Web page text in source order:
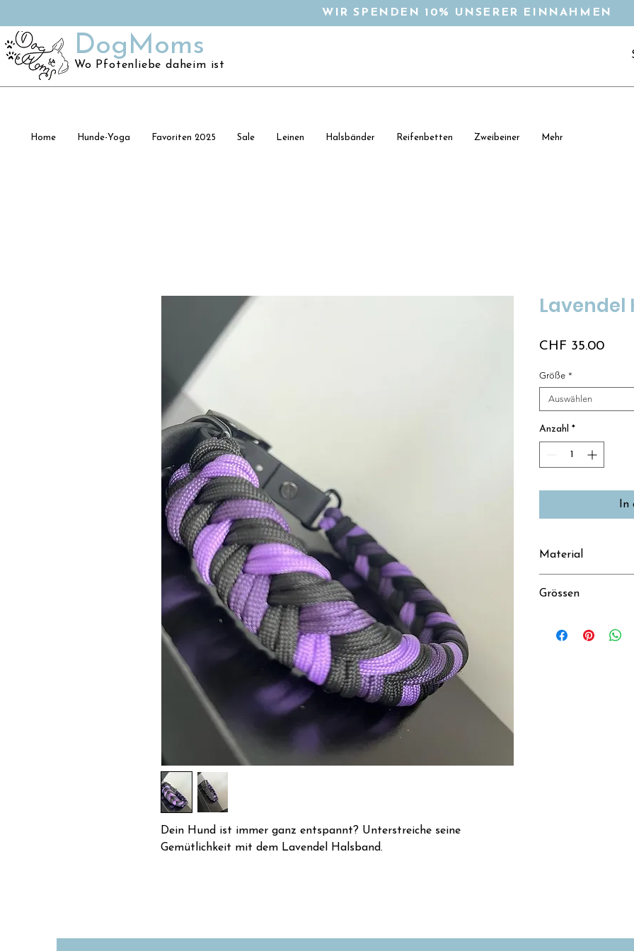
WIR SPENDEN 10% UNSERER EINNAHMEN
DogMoms
Wo Pfotenliebe daheim ist
Home Hunde-Yoga Favoriten 2025 Sale Leinen Halsbänder Reifenbetten Zweibeiner Mehr
Dein Hund ist immer ganz entspannt? Unterstreiche seine
Gemütlichkeit mit dem Lavendel Halsband.
Lavendel
CHF 35.00Preis
Größe *
Auswählen
Anzahl *
Material
veganem Biothane
Grössen
S: 32-37cm